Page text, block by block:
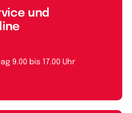
und
9.00 bis 17.00 Uhr